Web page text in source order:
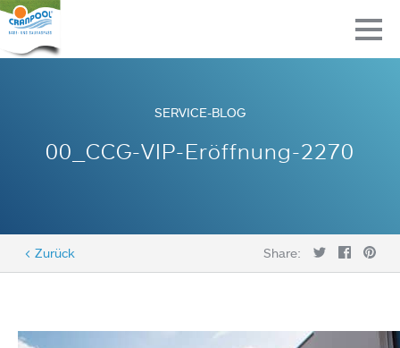
SERVICE-BLOG
00_CCG-VIP-Eröffnung-2270
< Zurück Share: